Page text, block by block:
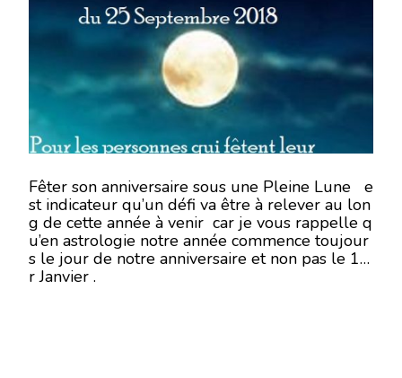
LUNE
DU
25
SEPTEMBRE
2018
POUR
QUI
ANNIVERSAIRE
DU
23
AU
28
Fêter son anniversaire sous une Pleine Lune e
st indicateur qu’un défi va être à relever au lon
g de cette année à venir car je vous rappelle q
u’en astrologie notre année commence toujour
s le jour de notre anniversaire et non pas le 1e
r Janvier .